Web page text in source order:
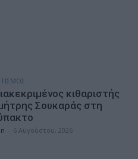
κιθαριστής
Σουκαράς στη
6 Αυγούστου, 2026